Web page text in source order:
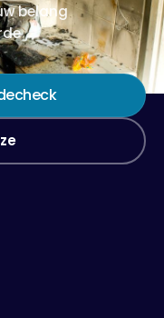
belang